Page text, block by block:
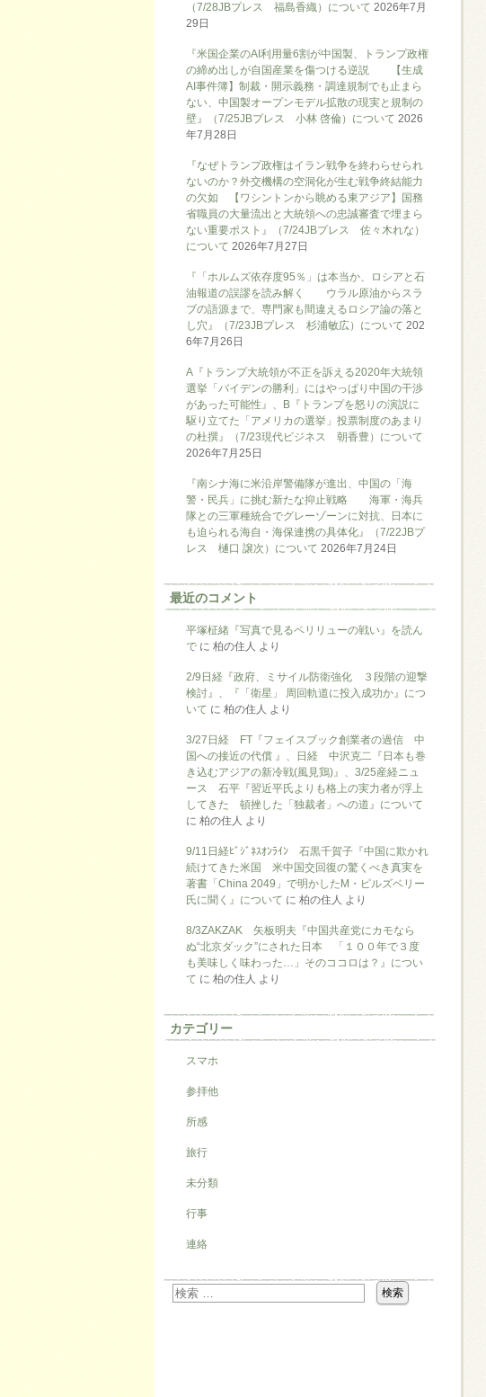
（7/28JBプレス 福島香織）について 2026年7月
29日
『米国企業のAI利用量6割が中国製、トランプ政権
の締め出しが自国産業を傷つける逆説 【生成
AI事件簿】制裁・開示義務・調達規制でも止まら
ない、中国製オープンモデル拡散の現実と規制の
壁』（7/25JBプレス 小林 啓倫）について 2026
年7月28日
『なぜトランプ政権はイラン戦争を終わらせられ
ないのか？外交機構の空洞化が生む戦争終結能力
の欠如 【ワシントンから眺める東アジア】国務
省職員の大量流出と大統領への忠誠審査で埋まら
ない重要ポスト』（7/24JBプレス 佐々木れな）
について 2026年7月27日
『「ホルムズ依存度95％」は本当か、ロシアと石
油報道の誤謬を読み解く ウラル原油からスラ
ブの語源まで、専門家も間違えるロシア論の落と
し穴』（7/23JBプレス 杉浦敏広）について 202
6年7月26日
A『トランプ大統領が不正を訴える2020年大統領
選挙「バイデンの勝利」にはやっぱり中国の干渉
があった可能性』、B『トランプを怒りの演説に
駆り立てた「アメリカの選挙」投票制度のあまり
の杜撰』（7/23現代ビジネス 朝香豊）について
2026年7月25日
『南シナ海に米沿岸警備隊が進出、中国の「海
警・民兵」に挑む新たな抑止戦略 海軍・海兵
隊との三軍種統合でグレーゾーンに対抗、日本に
も迫られる海自・海保連携の具体化』（7/22JBプ
レス 樋口 譲次）について 2026年7月24日
最近のコメント
平塚柾緒『写真で見るペリリューの戦い』を読ん
で に 柏の住人 より
2/9日経『政府、ミサイル防衛強化 ３段階の迎撃
検討』、『「衛星」 周回軌道に投入成功か』につ
いて に 柏の住人 より
3/27日経 FT『フェイスブック創業者の過信 中
国への接近の代償 』、日経 中沢克二『日本も巻
き込むアジアの新冷戦(風見鶏)』、3/25産経ニュ
ース 石平『習近平氏よりも格上の実力者が浮上
してきた 頓挫した「独裁者」への道』について
に 柏の住人 より
9/11日経ﾋﾞｼﾞﾈｽｵﾝﾗｲﾝ 石黒千賀子『中国に欺かれ
続けてきた米国 米中国交回復の驚くべき真実を
著書「China 2049」で明かしたM・ピルズベリー
氏に聞く』について に 柏の住人 より
8/3ZAKZAK 矢板明夫『中国共産党にカモなら
ぬ“北京ダック”にされた日本 「１００年で３度
も美味しく味わった…」そのココロは？』につい
て に 柏の住人 より
カテゴリー
スマホ
参拝他
所感
旅行
未分類
行事
連絡